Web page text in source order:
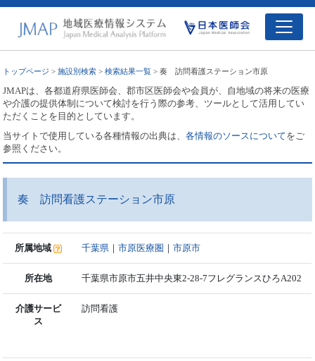
トップページ >施設別検索 >検索結果一覧 > 奏 訪問看護ステーション市原
JMAPは、各都道府県医師会、郡市区医師会や会員が、自地域の将来の医療
や介護の提供体制について検討を行う際の参考、ツールとして活用してい
ただくことを目的としています。
当サイトで使用している各種情報の出典は、各情報のソースについてをご
参照ください。
奏 訪問看護ステーション市原
所属地域 千葉県 ｜市原医療圏 ｜市原市
所在地 千葉県市原市五井中央東2-28-7フレグランスひろA202
介護サービ
ス
訪問看護